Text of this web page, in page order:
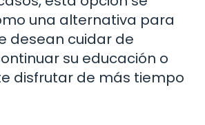
una alternativa para
desean cuidar de
su educación o
disfrutar de más tiempo